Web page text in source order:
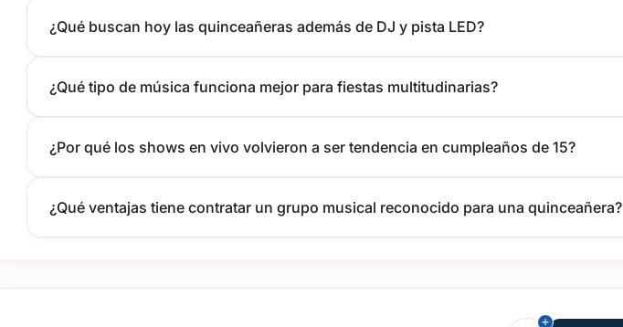
¿Qué buscan hoy las quinceañeras además de DJ y pista LED?
¿Qué tipo de música funciona mejor para fiestas multitudinarias?
¿Por qué los shows en vivo volvieron a ser tendencia en cumpleaños de 15?
¿Qué ventajas tiene contratar un grupo musical reconocido para una quinceañera?